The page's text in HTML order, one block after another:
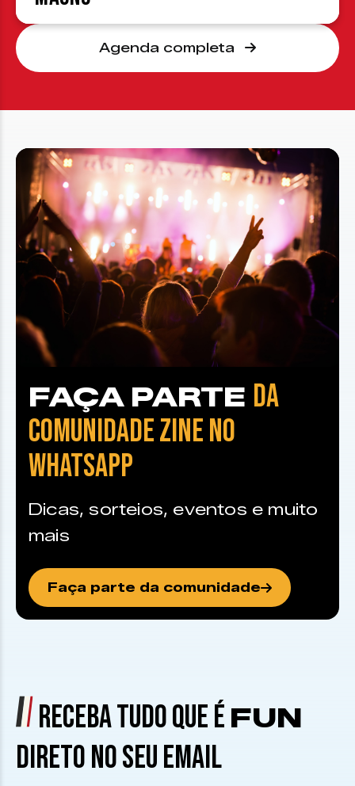
Agenda completa
FAÇA PARTE DA
COMUNIDADE ZINE NO
WHATSAPP
Dicas, sorteios, eventos e muito
mais
Faça parte da comunidade
RECEBA TUDO QUE É FUN
DIRETO NO SEU EMAIL